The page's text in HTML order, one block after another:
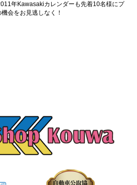
年Kawasakiカレンダーも先着10名様にプ
会をお見逃しなく！